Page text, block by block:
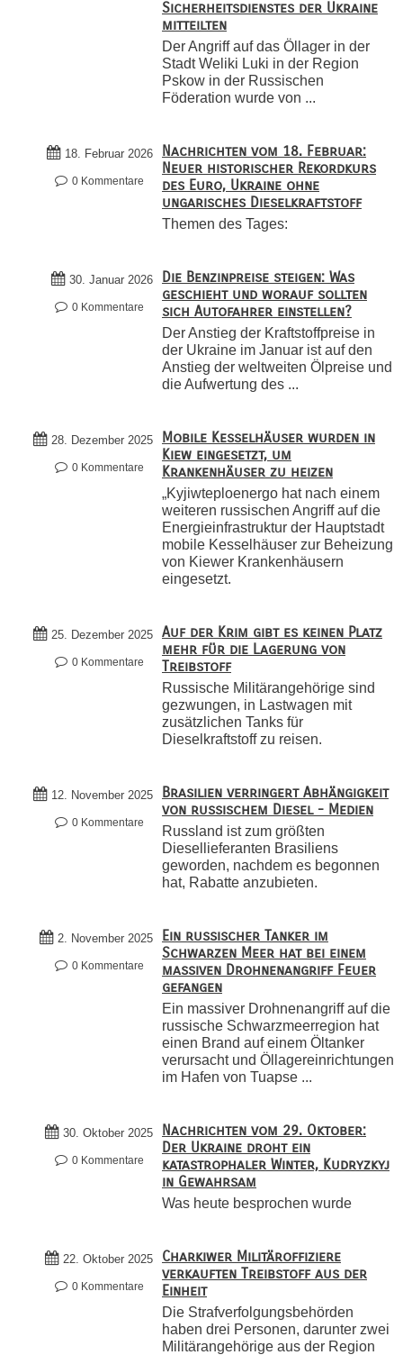
Sicherheitsdienstes der Ukraine
mitteilten
Der Angriff auf das Öllager in der
Stadt Weliki Luki in der Region
Pskow in der Russischen
Föderation wurde von ...
18. Februar 2026
0 Kommentare
Nachrichten vom 18. Februar:
Neuer historischer Rekordkurs
des Euro, Ukraine ohne
ungarisches Dieselkraftstoff
Themen des Tages:
30. Januar 2026
0 Kommentare
Die Benzinpreise steigen: Was
geschieht und worauf sollten
sich Autofahrer einstellen?
Der Anstieg der Kraftstoffpreise in
der Ukraine im Januar ist auf den
Anstieg der weltweiten Ölpreise und
die Aufwertung des ...
28. Dezember 2025
0 Kommentare
Mobile Kesselhäuser wurden in
Kiew eingesetzt, um
Krankenhäuser zu heizen
„Kyjiwteploenergo hat nach einem
weiteren russischen Angriff auf die
Energieinfrastruktur der Hauptstadt
mobile Kesselhäuser zur Beheizung
von Kiewer Krankenhäusern
eingesetzt.
25. Dezember 2025
0 Kommentare
Auf der Krim gibt es keinen Platz
mehr für die Lagerung von
Treibstoff
Russische Militärangehörige sind
gezwungen, in Lastwagen mit
zusätzlichen Tanks für
Dieselkraftstoff zu reisen.
12. November 2025
0 Kommentare
Brasilien verringert Abhängigkeit
von russischem Diesel - Medien
Russland ist zum größten
Diesellieferanten Brasiliens
geworden, nachdem es begonnen
hat, Rabatte anzubieten.
2. November 2025
0 Kommentare
Ein russischer Tanker im
Schwarzen Meer hat bei einem
massiven Drohnenangriff Feuer
gefangen
Ein massiver Drohnenangriff auf die
russische Schwarzmeerregion hat
einen Brand auf einem Öltanker
verursacht und Öllagereinrichtungen
im Hafen von Tuapse ...
30. Oktober 2025
0 Kommentare
Nachrichten vom 29. Oktober:
Der Ukraine droht ein
katastrophaler Winter, Kudryzkyj
in Gewahrsam
Was heute besprochen wurde
22. Oktober 2025
0 Kommentare
Charkiwer Militäroffiziere
verkauften Treibstoff aus der
Einheit
Die Strafverfolgungsbehörden
haben drei Personen, darunter zwei
Militärangehörige aus der Region